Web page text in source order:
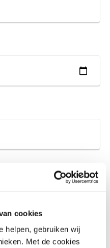
cookies
helpen, gebruiken wij
Met de cookies